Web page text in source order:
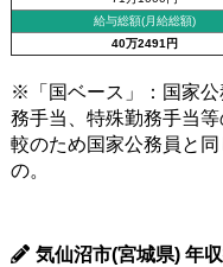
給与総額(月給総額)
40万2491円
※「国ベース」：国家
務手当、特殊勤務手当
較のため国家公務員と
の。
気仙沼市(宮城県) 年